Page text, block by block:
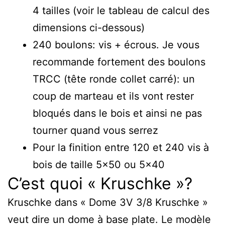
4 tailles (voir le tableau de calcul des
dimensions ci-dessous)
240 boulons: vis + écrous. Je vous
recommande fortement des boulons
TRCC (tête ronde collet carré): un
coup de marteau et ils vont rester
bloqués dans le bois et ainsi ne pas
tourner quand vous serrez
Pour la finition entre 120 et 240 vis à
bois de taille 5×50 ou 5×40
C’est quoi « Kruschke »?
Kruschke dans « Dome 3V 3/8 Kruschke »
veut dire un dome à base plate. Le modèle